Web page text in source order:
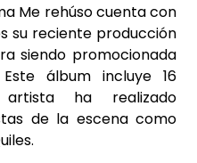
Me rehúso cuenta con
su reciente producción
siendo promocionada
álbum incluye 16
ha realizado
de la escena como